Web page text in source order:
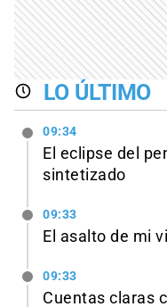
LO ÚLTIMO
09:34
El eclipse del
sintetizado
09:33
El asalto de mi
09:33
Cuentas claras